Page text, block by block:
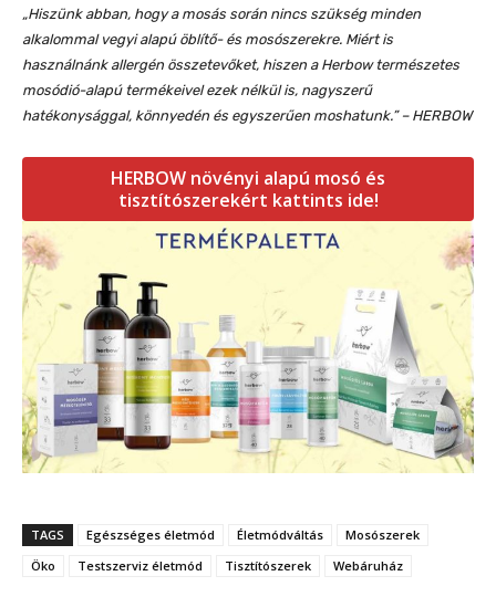
„Hiszünk abban, hogy a mosás során nincs szükség minden
alkalommal vegyi alapú öblítő- és mosószerekre. Miért is
használnánk allergén összetevőket, hiszen a Herbow természetes
mosódió-alapú termékeivel ezek nélkül is, nagyszerű
hatékonysággal, könnyedén és egyszerűen moshatunk.” – HERBOW
HERBOW növényi alapú mosó és
tisztítószerekért kattints ide!
TAGS Egészséges életmód Életmódváltás
Mosószerek
Öko
Testszerviz életmód Tisztítószerek Webáruház